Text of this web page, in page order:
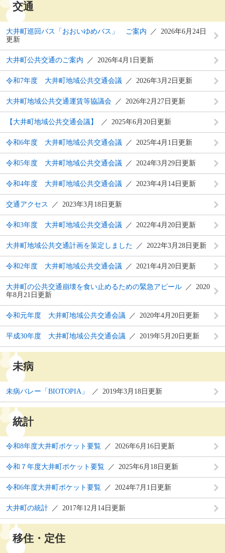
交通
大井町巡回バス「おおいゆめバス」 ご案内
2026年6月24日
更新
大井町公共交通のご案内 2026年4月1日更新
令和7年度 大井町地域公共交通会議 2026年3月2日更新
大井町地域公共交通運賃等協議会 2026年2月27日更新
【大井町地域公共交通会議】 2025年6月20日更新
令和6年度 大井町地域公共交通会議 2025年4月1日更新
令和5年度 大井町地域公共交通会議 2024年3月29日更新
令和4年度 大井町地域公共交通会議 2023年4月14日更新
交通アクセス 2023年3月18日更新
令和3年度 大井町地域公共交通会議 2022年4月20日更新
大井町地域公共交通計画を策定しました 2022年3月28日更新
令和2年度 大井町地域公共交通会議 2021年4月20日更新
大井町の公共交通崩壊を食い止めるための緊急アピール
2020
年8月21日更新
令和元年度 大井町地域公共交通会議 2020年4月20日更新
平成30年度 大井町地域公共交通会議 2019年5月20日更新
未病
未病バレー「BIOTOPIA」 2019年3月18日更新
統計
令和8年度大井町ポケット要覧 2026年6月16日更新
令和７年度大井町ポケット要覧 2025年6月18日更新
令和6年度大井町ポケット要覧 2024年7月1日更新
大井町の統計 2017年12月14日更新
移住・定住